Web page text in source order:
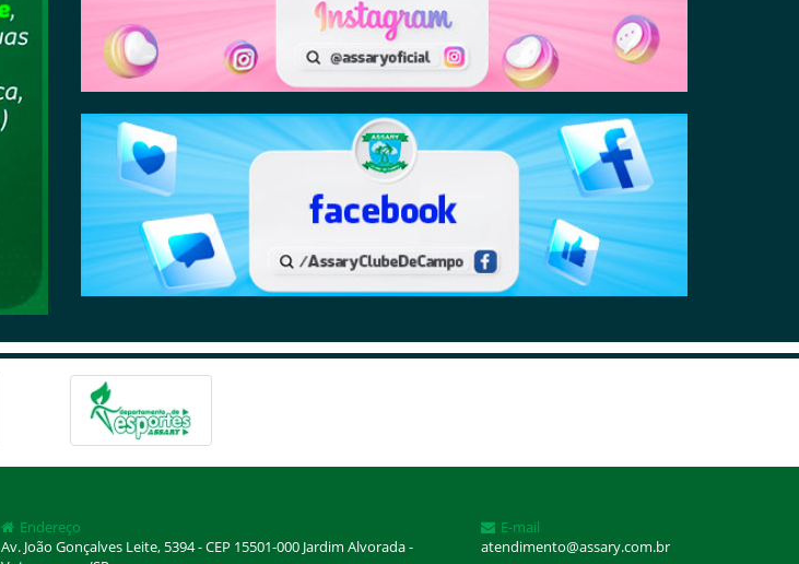
Endereço
Av. João Gonçalves Leite, 5394 - CEP 15501-000 Jardim Alvorada -
E-mail
atendimento@assary.com.br